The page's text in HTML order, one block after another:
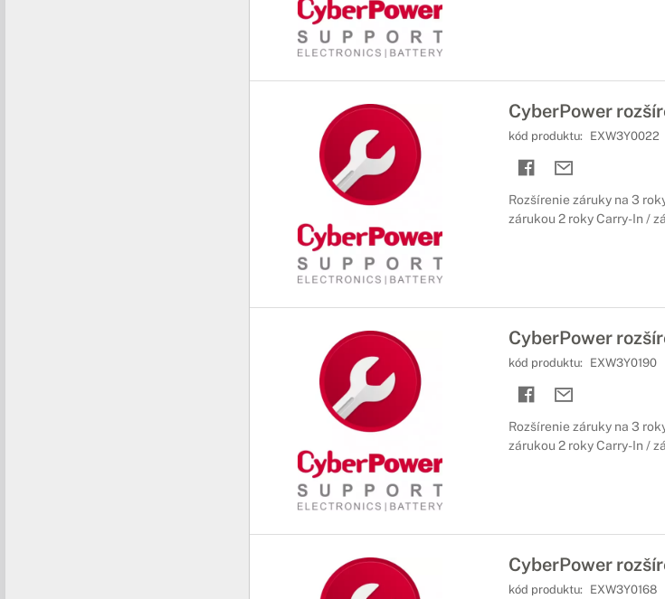
CyberPower
kód produktu: EXW3Y0022
Rozšírenie záruky na 3
zárukou 2 roky Carry-In /
CyberPower
kód produktu: EXW3Y0190
Rozšírenie záruky na 3
zárukou 2 roky Carry-In /
CyberPower
kód produktu: EXW3Y0168